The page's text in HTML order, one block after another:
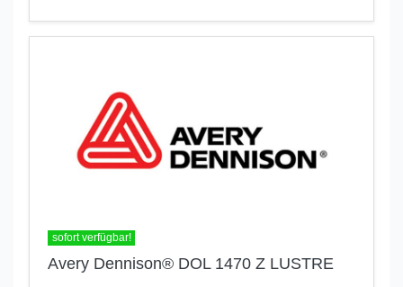
sofort verfügbar!
Avery Dennison® DOL 1470 Z LUSTRE